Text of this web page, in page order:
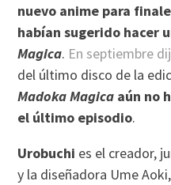
nuevo anime para
habían sugerido hacer
Magica. En septiembre
del último disco de la
Madoka Magica aún no
el último episodio.
Urobuchi es el creador,
y la diseñadora Ume